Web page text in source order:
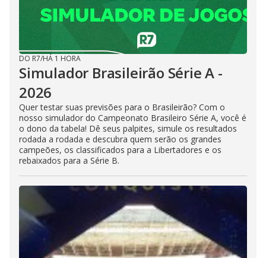
DO R7/HÁ 1 HORA
Simulador Brasileirão Série A -
2026
Quer testar suas previsões para o Brasileirão? Com o
nosso simulador do Campeonato Brasileiro Série A, você é
o dono da tabela! Dê seus palpites, simule os resultados
rodada a rodada e descubra quem serão os grandes
campeões, os classificados para a Libertadores e os
rebaixados para a Série B.